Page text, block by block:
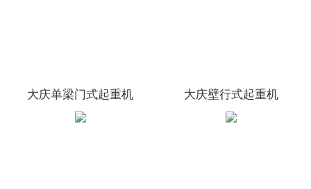
大庆单梁门式起重机 大庆壁行式起重机